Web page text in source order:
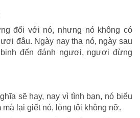
đối với nó, nhưng nó không có
đâu. Ngày nay tha nó, ngày sau
đến đánh ngươi, ngươi đừng
sẽ hay, nay vì tình bạn, nó biểu
lại giết nó, lòng tôi không nỡ.